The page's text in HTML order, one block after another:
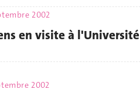
2002
en visite à l'Université
2002